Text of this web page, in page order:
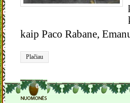
kaip Paco Rabane,
Plačiau
0